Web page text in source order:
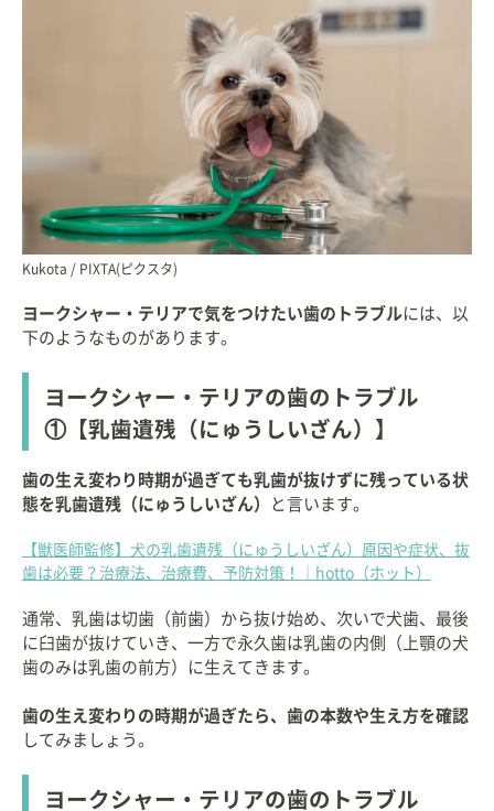
Kukota / PIXTA(ピクスタ)
ヨークシャー・テリアで気をつけたい歯のトラブルには、以
下のようなものがあります。
ヨークシャー・テリアの歯のトラブル
①【乳歯遺残（にゅうしいざん）】
歯の生え変わり時期が過ぎても乳歯が抜けずに残っている状
態を乳歯遺残（にゅうしいざん）
と言います。
【獣医師監修】犬の乳歯遺残（にゅうしいざん）原因や症状、抜
歯は必要？治療法、治療費、予防対策！｜hotto（ホット）
通常、乳歯は切歯（前歯）から抜け始め、次いで犬歯、最後
に臼歯が抜けていき、一方で永久歯は乳歯の内側（上顎の犬
歯のみは乳歯の前方）に生えてきます。
歯の生え変わりの時期が過ぎたら、歯の本数や生え方を確認
してみましょう。
ヨークシャー・テリアの歯のトラブル